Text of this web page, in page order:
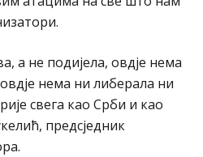
а не подијела, овдје нема
нема ни либерала ни
свега као Срби и као
предсједник